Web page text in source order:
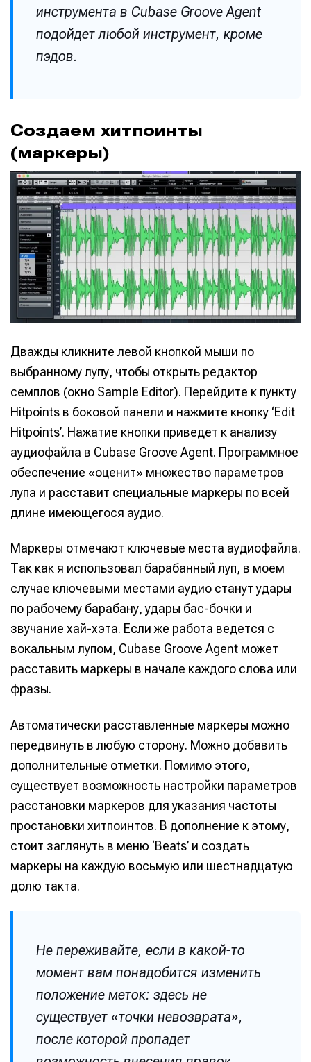
инструмента в Cubase Groove Agent
подойдет любой инструмент, кроме
пэдов.
Создаем хитпоинты
(маркеры)
Дважды кликните левой кнопкой мыши по
выбранному лупу, чтобы открыть редактор
семплов (окно Sample Editor). Перейдите к пункту
Hitpoints в боковой панели и нажмите кнопку ‘Edit
Hitpoints’. Нажатие кнопки приведет к анализу
аудиофайла в Cubase Groove Agent. Программное
обеспечение «оценит» множество параметров
лупа и расставит специальные маркеры по всей
длине имеющегося аудио.
Маркеры отмечают ключевые места аудиофайла.
Так как я использовал барабанный луп, в моем
случае ключевыми местами аудио станут удары
по рабочему барабану, удары бас-бочки и
звучание хай-хэта. Если же работа ведется с
вокальным лупом, Cubase Groove Agent может
расставить маркеры в начале каждого слова или
фразы.
Автоматически расставленные маркеры можно
передвинуть в любую сторону. Можно добавить
дополнительные отметки. Помимо этого,
существует возможность настройки параметров
расстановки маркеров для указания частоты
простановки хитпоинтов. В дополнение к этому,
стоит заглянуть в меню ‘Beats’ и создать
маркеры на каждую восьмую или шестнадцатую
долю такта.
Не переживайте, если в какой-то
момент вам понадобится изменить
положение меток: здесь не
существует «точки невозврата»,
после которой пропадет